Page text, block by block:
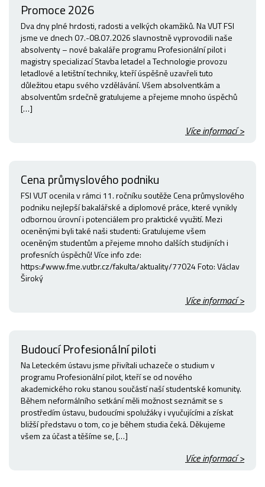
Promoce 2026
Dva dny plné hrdosti, radosti a velkých okamžiků. Na VUT FSI
jsme ve dnech 07.-08.07.2026 slavnostně vyprovodili naše
absolventy – nové bakaláře programu Profesionální pilot i
magistry specializací Stavba letadel a Technologie provozu
letadlové a letištní techniky, kteří úspěšně uzavřeli tuto
důležitou etapu svého vzdělávání. Všem absolventkám a
absolventům srdečně gratulujeme a přejeme mnoho úspěchů
[…]
Více informací >
Cena průmyslového podniku
FSI VUT ocenila v rámci 11. ročníku soutěže Cena průmyslového
podniku nejlepší bakalářské a diplomové práce, které vynikly
odbornou úrovní i potenciálem pro praktické využití. Mezi
oceněnými byli také naši studenti: Gratulujeme všem
oceněným studentům a přejeme mnoho dalších studijních i
profesních úspěchů! Více info zde:
https://www.fme.vutbr.cz/fakulta/aktuality/77024 Foto: Václav
Široký
Více informací >
Budoucí Profesionální piloti
Na Leteckém ústavu jsme přivítali uchazeče o studium v
programu Profesionální pilot, kteří se od nového
akademického roku stanou součástí naší studentské komunity.
Během neformálního setkání měli možnost seznámit se s
prostředím ústavu, budoucími spolužáky i vyučujícími a získat
bližší představu o tom, co je během studia čeká. Děkujeme
všem za účast a těšíme se, […]
Více informací >